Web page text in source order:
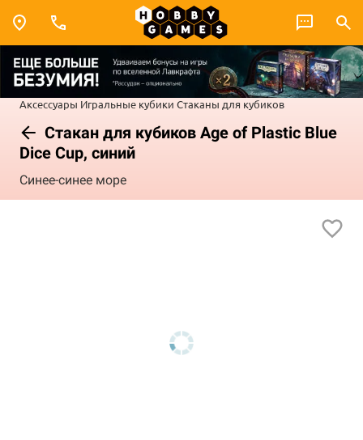
Аксессуары Игральные кубики Стаканы для кубиков
Стакан для кубиков Age of Plastic Blue
Dice Cup, синий
Синее-синее море